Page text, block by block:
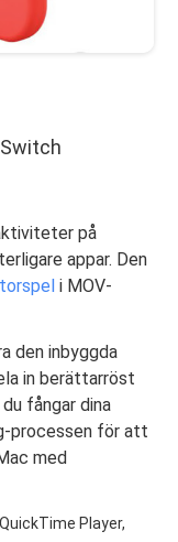
på
appar. Den
i MOV-
den inbyggda
in berättarröst
fångar dina
processen för att
med
Player,